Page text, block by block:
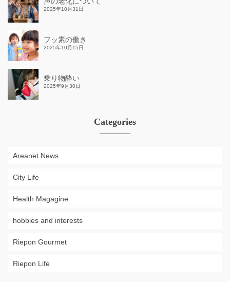
2025年10月31日
フッ素の働き
2025年10月15日
乗り物酔い
2025年9月30日
Categories
Areanet News
City Life
Health Magagine
hobbies and interests
Riepon Gourmet
Riepon Life